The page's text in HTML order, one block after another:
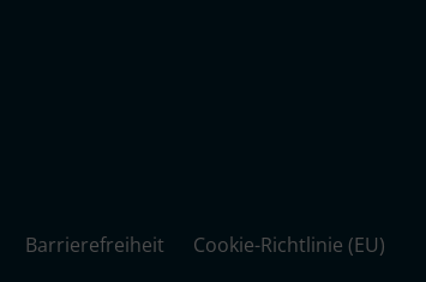
Barrierefreiheit Cookie-Richtlinie (EU)